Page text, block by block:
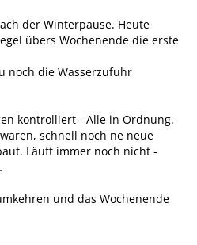
der Winterpause. Heute
übers Wochenende die erste
noch die Wasserzufuhr
kontrolliert - Alle in Ordnung.
schnell noch ne neue
Läuft immer noch nicht -
und das Wochenende